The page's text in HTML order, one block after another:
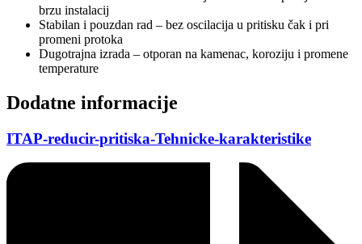
brzu instalacij
Stabilan i pouzdan rad – bez oscilacija u pritisku čak i pri
promeni protoka
Dugotrajna izrada – otporan na kamenac, koroziju i promene
temperature
Dodatne informacije
ITAP-reducir-pritiska-Tehnicke-karakteristike